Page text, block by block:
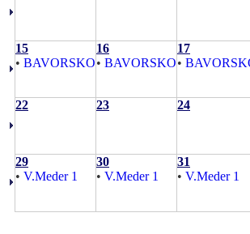
15
• BAVORSKO
16
• BAVORSKO
17
•
22 23 24
29
• V.Meder 1
30
• V.Meder 1
31
• V.Meder 1